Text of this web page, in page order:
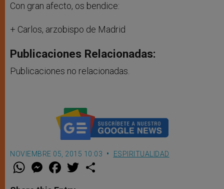
Con gran afecto, os bendice:
+ Carlos, arzobispo de Madrid
Publicaciones Relacionadas:
Publicaciones no relacionadas.
NOVIEMBRE 05, 2015 10:03 ESPIRITUALIDAD
W M
e
F
a w